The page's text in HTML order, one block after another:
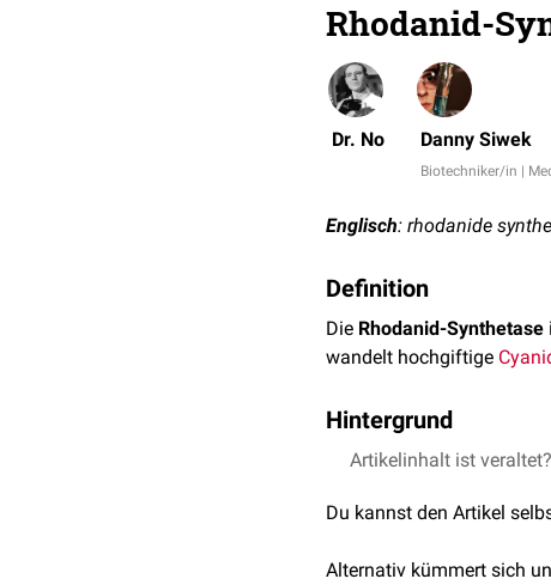
Rhodanid-
Dr. No Danny Siwek
Biotechniker/in |
Englisch: rhodanide
Definition
Die Rhodanid-Synthetase
wandelt hochgiftige
Hintergrund
Die Aktivität der
liefert den für die Bildung
Artikelinhalt ist veraltet?
Du kannst den Artikel
Alternativ kümmert sich